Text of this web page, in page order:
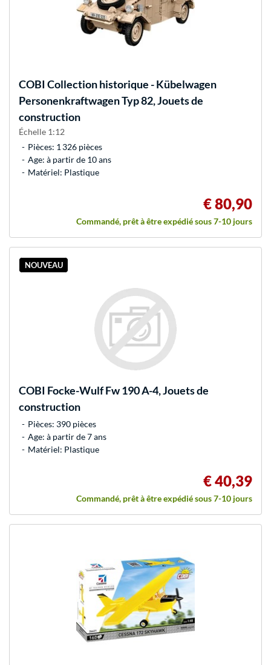
COBI Collection historique - Kübelwagen
Personenkraftwagen Typ 82, Jouets de
construction
Échelle 1:12
Pièces: 1 326 pièces
Age: à partir de 10 ans
Matériel: Plastique
€ 80,90
Commandé, prêt à être expédié sous 7-10 jours
NOUVEAU
COBI Focke-Wulf Fw 190 A-4, Jouets de
construction
Pièces: 390 pièces
Age: à partir de 7 ans
Matériel: Plastique
€ 40,39
Commandé, prêt à être expédié sous 7-10 jours